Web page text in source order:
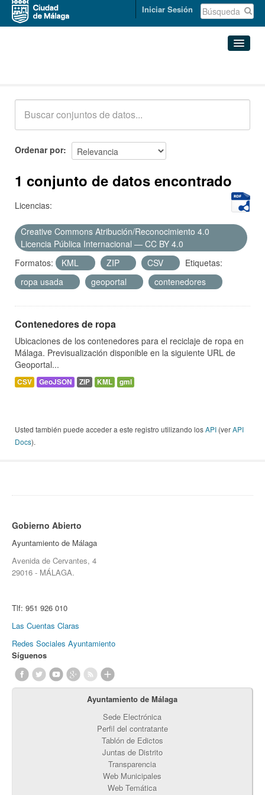
Iniciar Sesión
Acerca de
Ordenar por
1 conjunto de datos encontrado
Licencias:
Creative Commons Atribución/Reconocimiento 4.0
Licencia Pública Internacional — CC BY 4.0
Formatos:
KML ZIP CSV
Etiquetas:
ropa usada
geoportal contenedores
Contenedores de ropa
Ubicaciones de los contenedores para el reciclaje de ropa en
Málaga. Previsualización disponible en la siguiente URL de
Geoportal...
CSV GeoJSON ZIP KML gml
Usted también puede acceder a este registro utilizando losAPI (verAPI
Docs).
Gobierno Abierto
Ayuntamiento de Málaga
Avenida de Cervantes, 4
29016 - MÁLAGA.
Tlf: 951 926 010
Las Cuentas Claras
Redes Sociales Ayuntamiento
Síguenos
Ayuntamiento de Málaga
Sede Electrónica
Perfil del contratante
Tablón de Edictos
Juntas de Distrito
Transparencia
Web Municipales
Web Temática